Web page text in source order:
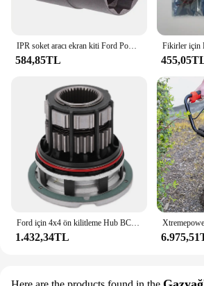
IPR soket aracı ekran kiti Ford Powerstroke 6.0L F-250 F-350 süper görev gezisi E-350-değiştirir 3C3Z9H529A, 904-415
584,85TL
Ford için 4x4 ön kilitleme Hub BC3Z3B396B F250 Ford F450 F550 süper görev 2005-2016 4WD araba aksesuarları 1 adet
1.432,34TL